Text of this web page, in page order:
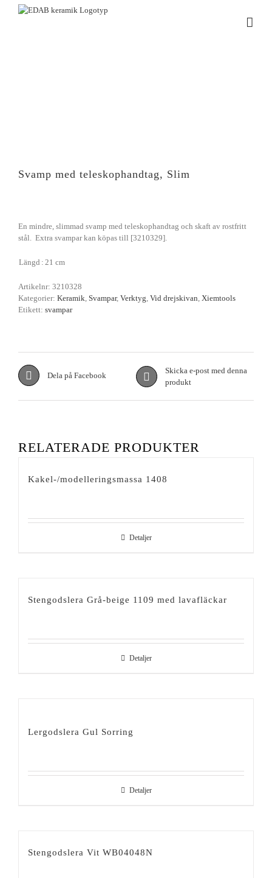
Fortsätt
Svamp med teleskophandtag, Slim
En mindre, slimmad svamp med teleskophandtag och skaft av rostfritt
stål. Extra svampar kan köpas till [3210329].
Längd : 21 cm
Artikelnr: 3210328
Kategorier: Keramik, Svampar, Verktyg, Vid drejskivan, Xiemtools
Etikett: svampar
Dela på Facebook
Skicka e-post med denna
produkt
RELATERADE PRODUKTER
Kakel-/modelleringsmassa 1408
Detaljer
Stengodslera Grå-beige 1109 med lavafläckar
Detaljer
Lergodslera Gul Sorring
Detaljer
Stengodslera Vit WB04048N